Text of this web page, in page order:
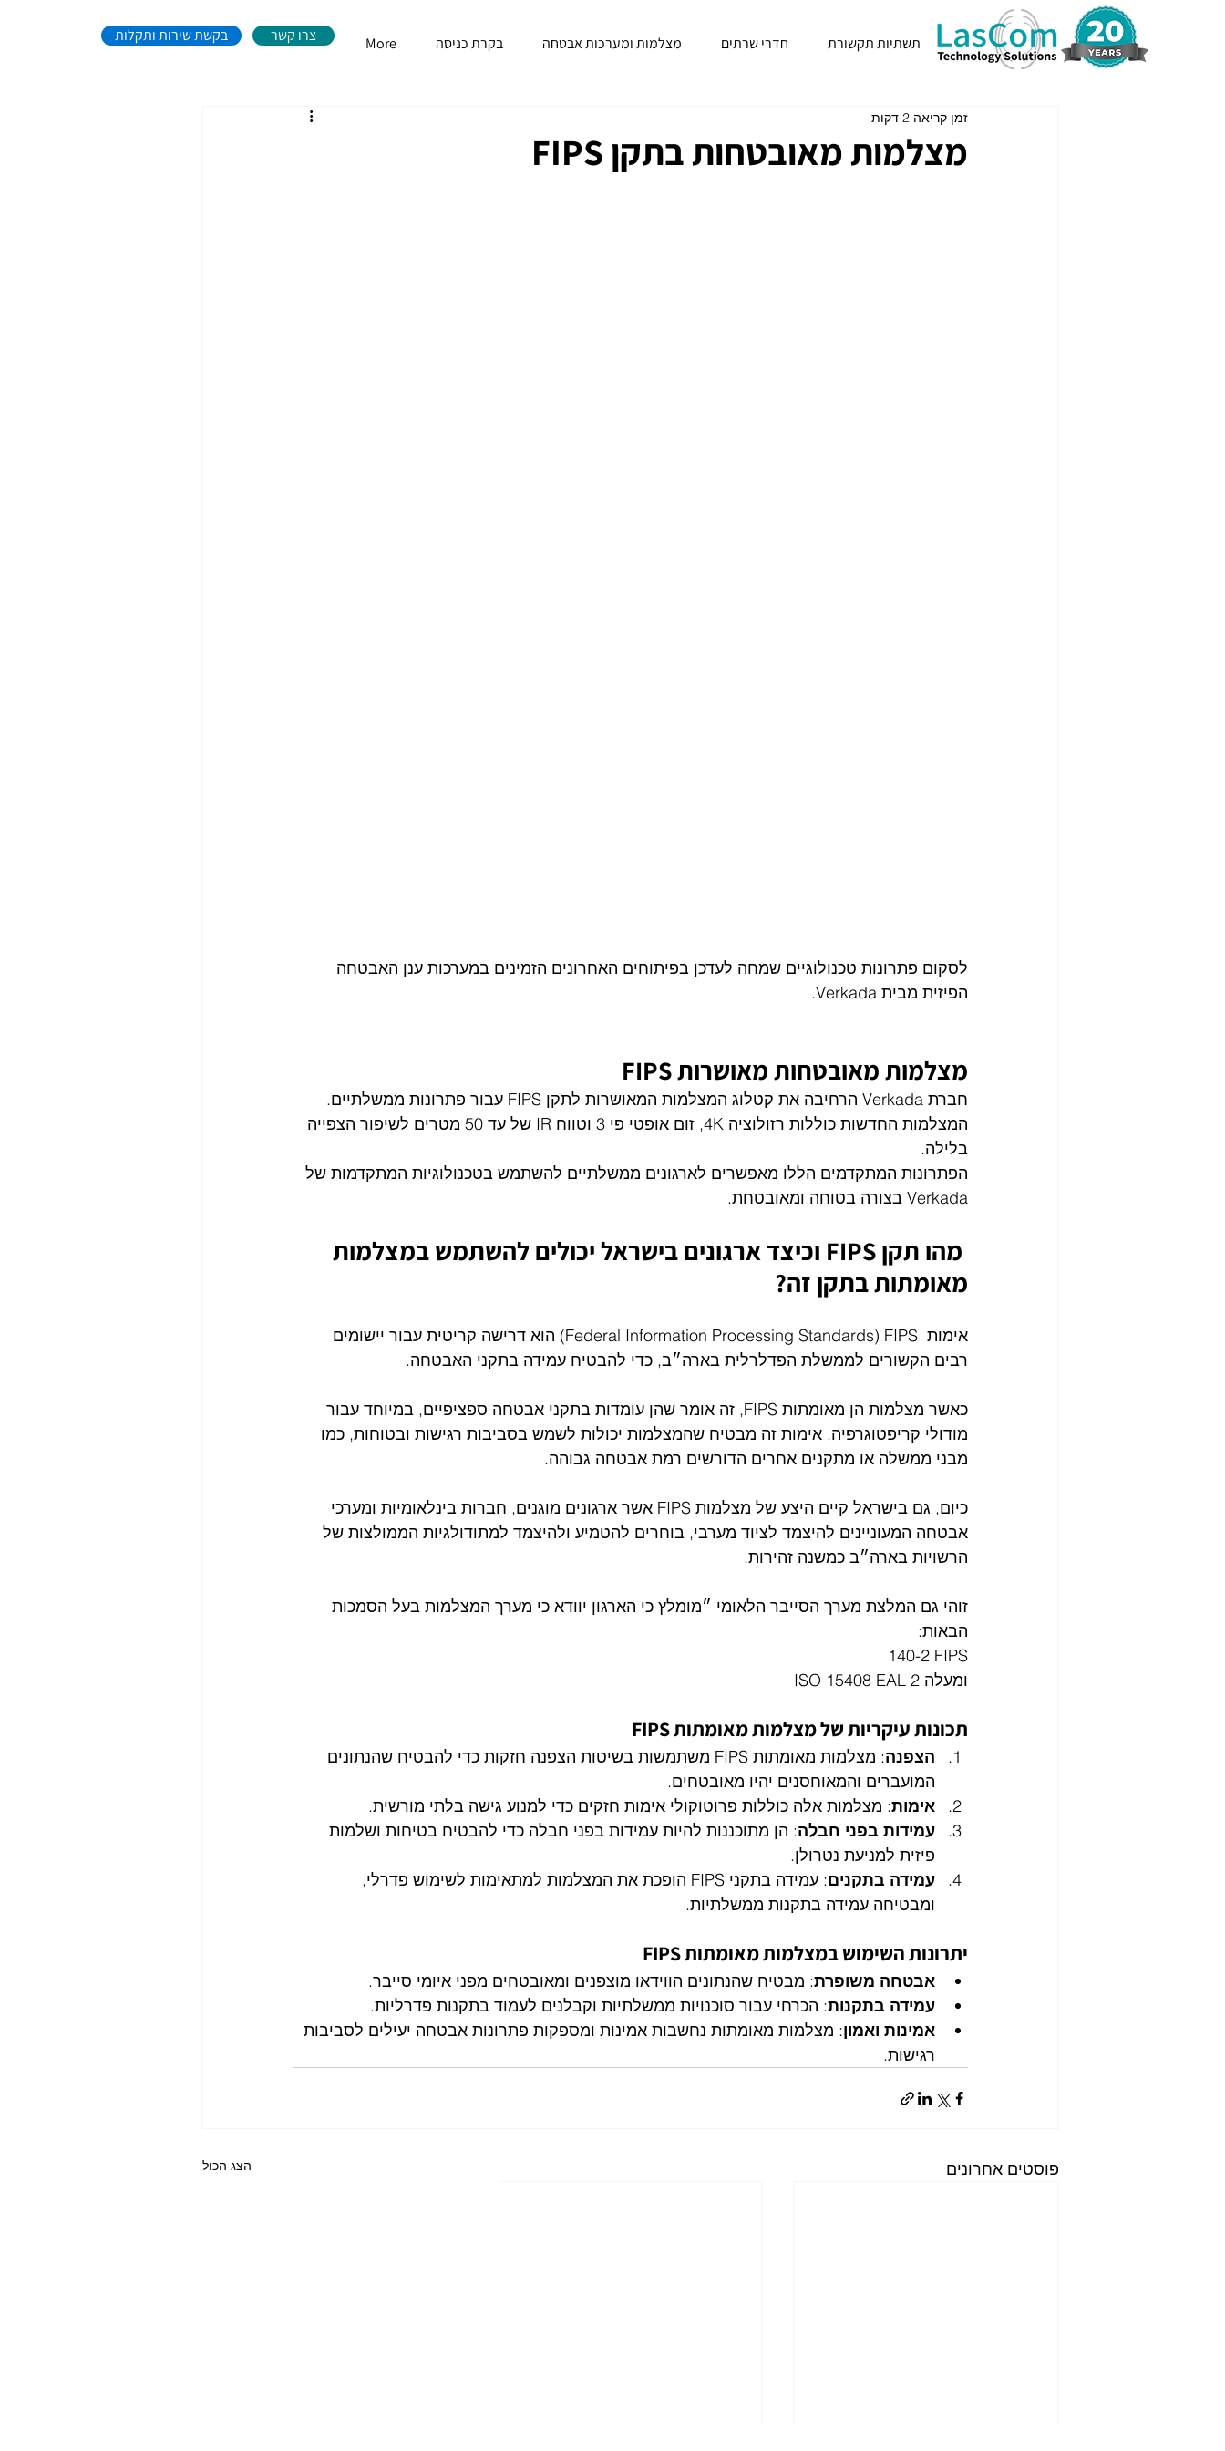
תשתיות תקשורת חדרי שרתים מצלמות ומערכות אבטחה בקרת כניסה More צרו קשר בקשת שירות ותקלות
מצלמות מאובטחות בתקן FIPS
זמן קריאה 2 דקות
לסקום פתרונות טכנולוגיים שמחה לעדכן בפיתוחים האחרונים הזמינים במערכות ענן האבטחה
הפיזית מבית Verkada.
מצלמות מאובטחות מאושרות FIPS
חברת Verkada הרחיבה את קטלוג המצלמות המאושרות לתקן FIPS עבור פתרונות ממשלתיים.
המצלמות החדשות כוללות רזולוציה 4K, זום אופטי פי 3 וטווח IR של עד 50 מטרים לשיפור הצפייה
בלילה.
הפתרונות המתקדמים הללו מאפשרים לארגונים ממשלתיים להשתמש בטכנולוגיות המתקדמות של
Verkada בצורה בטוחה ומאובטחת.
כיצד ארגונים בישראל יכולים להשתמש במצלמות
מאומתות בתקן זה?
אימות  Federal Information Processing Standards) FIPS) הוא דרישה קריטית עבור יישומים
רבים הקשורים לממשלת הפדלרלית בארה״ב, כדי להבטיח עמידה בתקני האבטחה.
כאשר מצלמות הן מאומתות FIPS, זה אומר שהן עומדות בתקני אבטחה ספציפיים, במיוחד עבור
מודולי קריפטוגרפיה. אימות זה מבטיח שהמצלמות יכולות לשמש בסביבות רגישות ובטוחות, כמו
מבני ממשלה או מתקנים אחרים הדורשים רמת אבטחה גבוהה.
כיום, גם בישראל קיים היצע של מצלמות FIPS אשר ארגונים מוגנים, חברות בינלאומיות ומערכי
אבטחה המעוניינים להיצמד לציוד מערבי, בוחרים להטמיע ולהיצמד למתודולגיות הממולצות של
הרשויות בארה״ב כמשנה זהירות.
זוהי גם המלצת מערך הסייבר הלאומי ״מומלץ כי הארגון יוודא כי מערך המצלמות בעל הסמכות
הבאות:
140-2 FIPS
ISO 15408 EAL 2 ומעלה
תכונות עיקריות של מצלמות מאומתות FIPS
הצפנה
: מצלמות מאומתות FIPS משתמשות בשיטות הצפנה חזקות כדי להבטיח שהנתונים
המועברים והמאוחסנים יהיו מאובטחים.
אימות: מצלמות אלה כוללות פרוטוקולי אימות חזקים כדי למנוע גישה בלתי מורשית.
עמידות בפני חבלה: הן מתוכננות להיות עמידות בפני חבלה כדי להבטיח בטיחות ושלמות
פיזית למניעת נטרולן.
עמידה בתקנים
: עמידה בתקני FIPS הופכת את המצלמות למתאימות לשימוש פדרלי,
ומבטיחה עמידה בתקנות ממשלתיות.
יתרונות השימוש במצלמות מאומתות FIPS
אבטחה משופרת: מבטיח שהנתונים הווידאו מוצפנים ומאובטחים מפני איומי סייבר.
עמידה בתקנות: הכרחי עבור סוכנויות ממשלתיות וקבלנים לעמוד בתקנות פדרליות.
אמינות ואמון: מצלמות מאומתות נחשבות אמינות ומספקות פתרונות אבטחה יעילים לסביבות
רגישות.
פוסטים אחרונים הצג הכול